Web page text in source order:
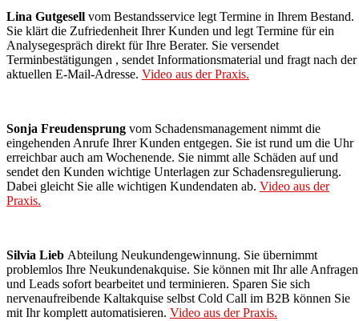
Lina Gutgesell vom Bestandsservice legt Termine in Ihrem Bestand.
Sie klärt die Zufriedenheit Ihrer Kunden und legt Termine für ein
Analysegespräch direkt für Ihre Berater. Sie versendet
Terminbestätigungen , sendet Informationsmaterial und fragt nach der
aktuellen E-Mail-Adresse. Video aus der Praxis.
Sonja Freudensprung vom Schadensmanagement nimmt die
eingehenden Anrufe Ihrer Kunden entgegen. Sie ist rund um die Uhr
erreichbar auch am Wochenende. Sie nimmt alle Schäden auf und
sendet den Kunden wichtige Unterlagen zur Schadensregulierung.
Dabei gleicht Sie alle wichtigen Kundendaten ab. Video aus der
Praxis.
Silvia Lieb Abteilung Neukundengewinnung. Sie übernimmt
problemlos Ihre Neukundenakquise. Sie können mit Ihr alle Anfragen
und Leads sofort bearbeitet und terminieren. Sparen Sie sich
nervenaufreibende Kaltakquise selbst Cold Call im B2B können Sie
mit Ihr komplett automatisieren. Video aus der Praxis.